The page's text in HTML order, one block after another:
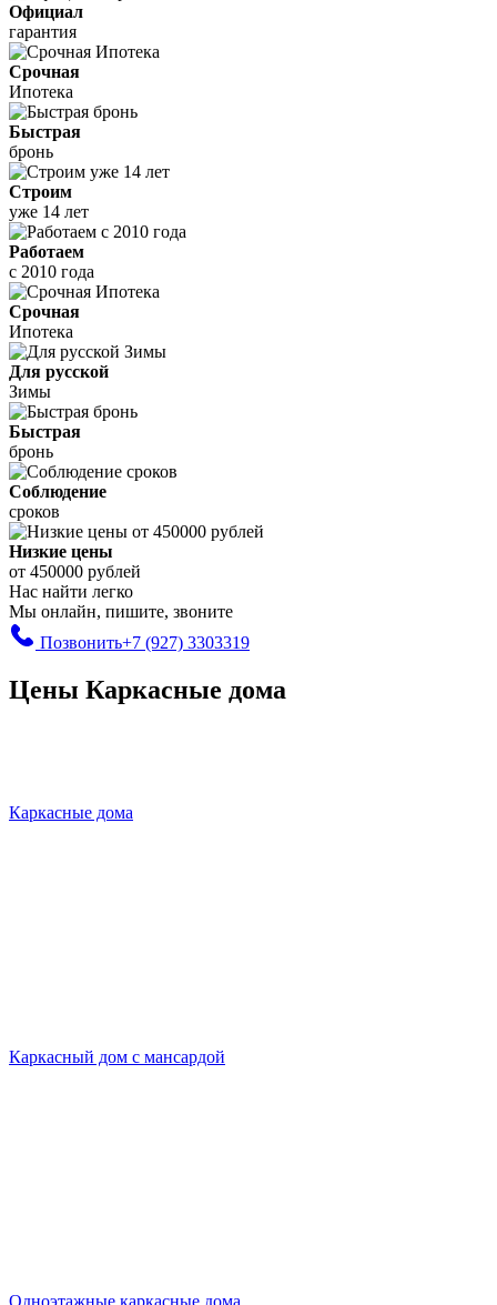
Официал
гарантия
Срочная
Ипотека
Быстрая
бронь
Строим
уже 14 лет
Работаем
с 2010 года
Срочная
Ипотека
Для русской
Зимы
Быстрая
бронь
Соблюдение
сроков
Низкие цены
от 450000 рублей
Нас найти легко
Мы онлайн, пишите, звоните
Позвонить+7 (927) 3303319
Цены Каркасные дома
Каркасные дома
Каркасный дом с мансардой
Одноэтажные каркасные дома